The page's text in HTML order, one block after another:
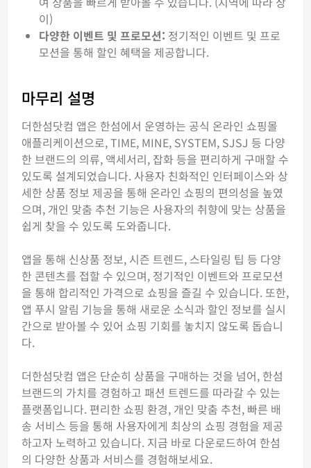
이)
다양한 이벤트 및 프로모션: 정기적인 이벤트 및 프로
모션을 통해 할인 혜택을 제공합니다.
마무리 설명
더한섬닷컴 앱은 한섬에서 운영하는 공식 온라인 쇼핑몰
애플리케이션으로, TIME, MINE, SYSTEM, SJSJ 등 다양
한 브랜드의 의류, 액세서리, 잡화 등을 편리하게 구매할 수
있도록 설계되었습니다. 사용자 친화적인 인터페이스와 상
세한 상품 정보 제공을 통해 온라인 쇼핑의 편의성을 높였
으며, 개인 맞춤 추천 기능은 사용자의 취향에 맞는 상품을
쉽게 찾을 수 있도록 도와줍니다.
앱을 통해 신상품 정보, 시즌 트렌드, 스타일링 팁 등 다양
한 콘텐츠를 접할 수 있으며, 정기적인 이벤트와 프로모션
을 통해 합리적인 가격으로 쇼핑을 즐길 수 있습니다. 또한,
앱 푸시 알림 기능을 통해 새로운 소식과 할인 정보를 실시
간으로 받아볼 수 있어 쇼핑 기회를 놓치지 않도록 돕습니
다.
더한섬닷컴 앱은 단순히 상품을 구매하는 것을 넘어, 한섬
브랜드의 가치를 경험하고 패션 트렌드를 따라갈 수 있는
플랫폼입니다. 편리한 쇼핑 환경, 개인 맞춤 추천, 빠른 배
송 서비스 등을 통해 사용자에게 최상의 쇼핑 경험을 제공
하고자 노력하고 있습니다. 지금 바로 다운로드하여 한섬
의 다양한 상품과 서비스를 경험해보세요.